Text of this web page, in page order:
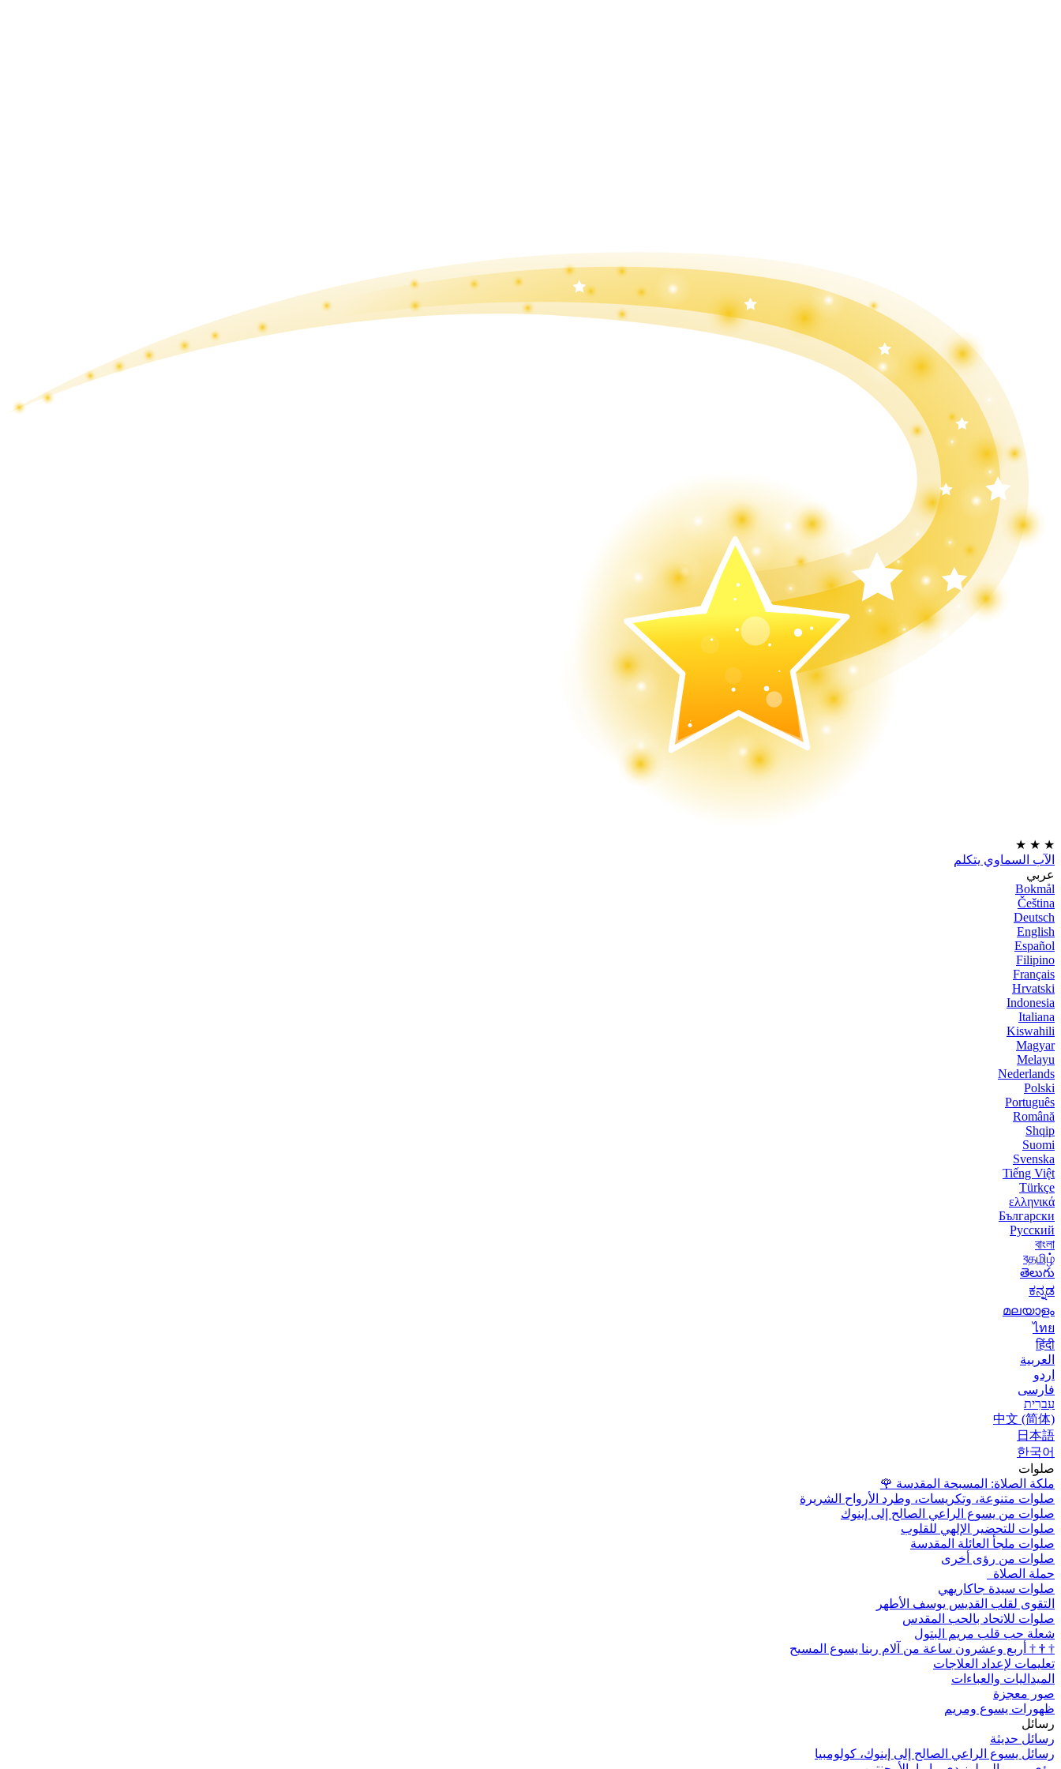
★
★
★
الآب السماوي يتكلم
عربي
Bokmål
Čeština
Deutsch
English
Español
Filipino
Français
Hrvatski
Indonesia
Italiana
Kiswahili
Magyar
Melayu
Nederlands
Polski
Português
Română
Shqip
Suomi
Svenska
Tiếng Việt
Türkçe
ελληνικά
Български
Русский
বাংলা
বதமிழ்
తెలుగు
ಕನ್ನಡ
മലയാളം
ไทย
हिंदी
العربية
اردو
فارسی
עִברִית
中文 (简体)
日本語
한국어
صلوات
ملكة الصلاة: المسبحة المقدسة 🌹
صلوات متنوعة، وتكريسات، وطرد الأرواح الشريرة
صلوات من يسوع الراعي الصالح إلى إينوك
صلوات للتحضير الإلهي للقلوب
صلوات ملجأ العائلة المقدسة
صلوات من رؤى أخرى
حملة الصلاة
صلوات سيدة جاكاريهي
التقوى لقلب القديس يوسف الأطهر
صلوات للاتحاد بالحب المقدس
شعلة حب قلب مريم البتول
†
†
† أربع وعشرون ساعة من آلام ربنا يسوع المسيح
تعليمات لإعداد العلاجات
الميداليات والعباءات
صور معجزة
ظهورات يسوع ومريم
رسائل
رسائل حديثة
رسائل يسوع الراعي الصالح إلى إينوك، كولومبيا